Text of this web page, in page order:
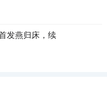
发燕归床，续